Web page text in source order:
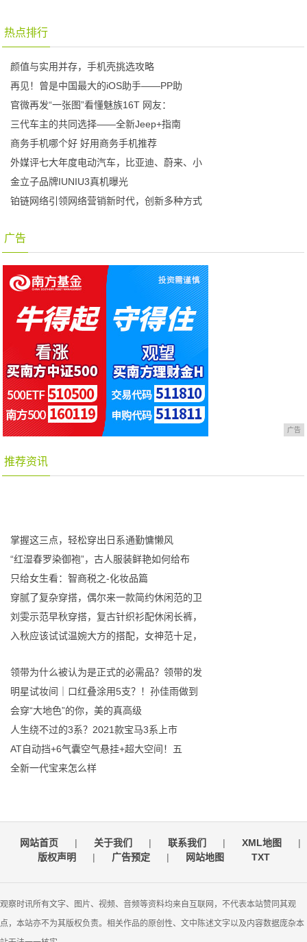
热点排行
颜值与实用并存，手机壳挑选攻略
再见！曾是中国最大的iOS助手——PP助
官微再发“一张图”看懂魅族16T 网友：
三代车主的共同选择——全新Jeep+指南
商务手机哪个好 好用商务手机推荐
外媒评七大年度电动汽车，比亚迪、蔚来、小
金立子品牌IUNIU3真机曝光
铂链网络引领网络营销新时代，创新多种方式
广告
广告
推荐资讯
掌握这三点，轻松穿出日系通勤慵懒风
“红湿春罗染御袍”，古人服装鲜艳如何给布
只给女生看：智商税之-化妆品篇
穿腻了复杂穿搭，偶尔来一款简约休闲范的卫
刘雯示范早秋穿搭，复古针织衫配休闲长裤，
入秋应该试试温婉大方的搭配，女神范十足，
领带为什么被认为是正式的必需品？领带的发
明星试妆间｜口红叠涂用5支？！孙佳雨做到
会穿“大地色”的你，美的真高级
人生绕不过的3系？2021款宝马3系上市
AT自动挡+6气囊空气悬挂+超大空间！五
全新一代宝来怎么样
网站首页 | 关于我们 | 联系我们 | XML地图
|
版权声明
| 广告预定 | 网站地图 TXT
观察时讯所有文字、图片、视频、音频等资料均来自互联网，不代表本站赞同其观
点，本站亦不为其版权负责。相关作品的原创性、文中陈述文字以及内容数据庞杂本